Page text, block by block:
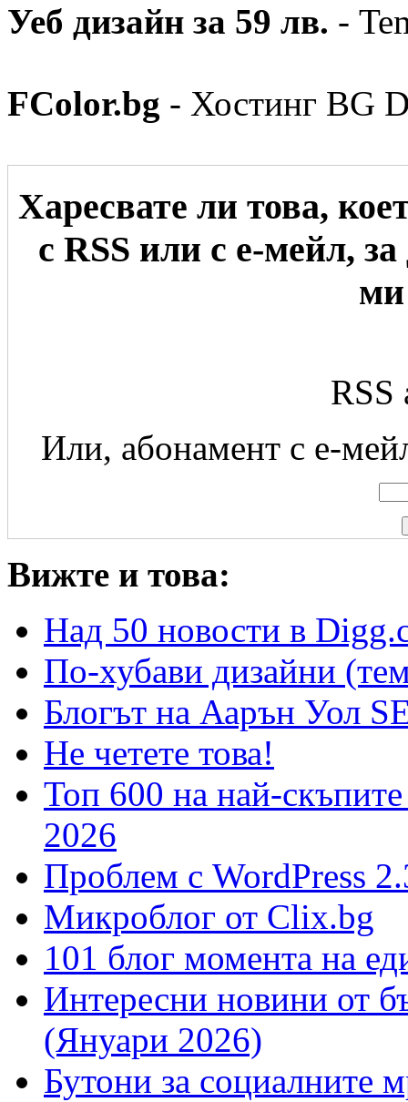
Уеб дизайн за 59 лв. -
FColor.bg - Хостинг BG
Харесвате ли това,
с RSS или с е-мейл,
ми
RSS
Или, абонамент с е-
Вижте и това:
Над 50 новости в
По-хубави дизайни
Блогът на Аарън Уол
Не четете това!
Топ 600 на най-
2026
Проблем с WordPress
Микроблог от Clix.bg
101 блог момента на
Интересни новини от
(Януари 2026)
Бутони за социалните